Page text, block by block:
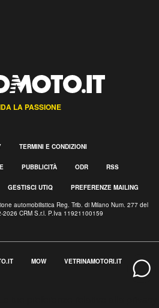
LA PASSIONE
TERMINI E CONDIZIONI
PUBBLICITÀ ODR RSS
GESTISCI UTIQ PREFERENZE MAILING
automobilistica Reg. Trib. di Milano Num. 277 del
CRM S.r.l. P.Iva 11921100159
MOW VETRINAMOTORI.IT